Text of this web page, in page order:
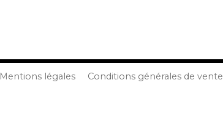
Mentions légales Conditions générales de vente